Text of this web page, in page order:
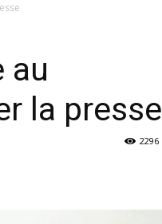
au
la presse
2296